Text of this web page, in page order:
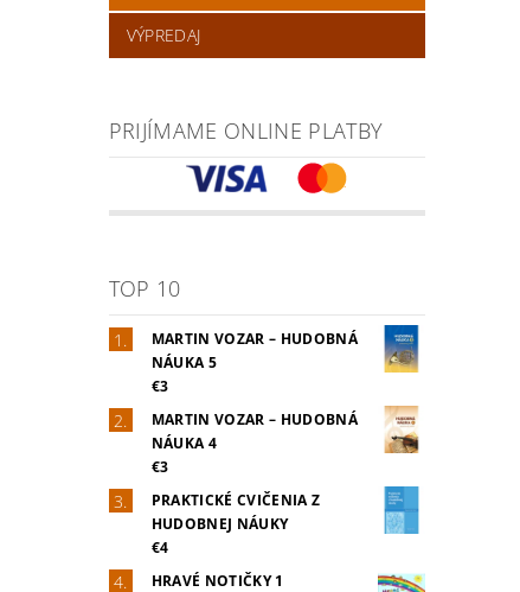
VÝPREDAJ
PRIJÍMAME ONLINE PLATBY
TOP 10
MARTIN VOZAR – HUDOBNÁ
NÁUKA 5
€3
MARTIN VOZAR – HUDOBNÁ
NÁUKA 4
€3
PRAKTICKÉ CVIČENIA Z
HUDOBNEJ NÁUKY
€4
HRAVÉ NOTIČKY 1